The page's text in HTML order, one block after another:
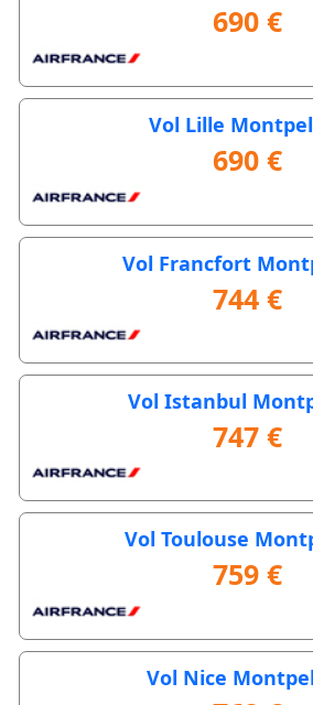
690 €
Vol Lille
690 €
Vol Francfort
744 €
Vol Istanbul
747 €
Vol Toulouse
759 €
Vol Nice